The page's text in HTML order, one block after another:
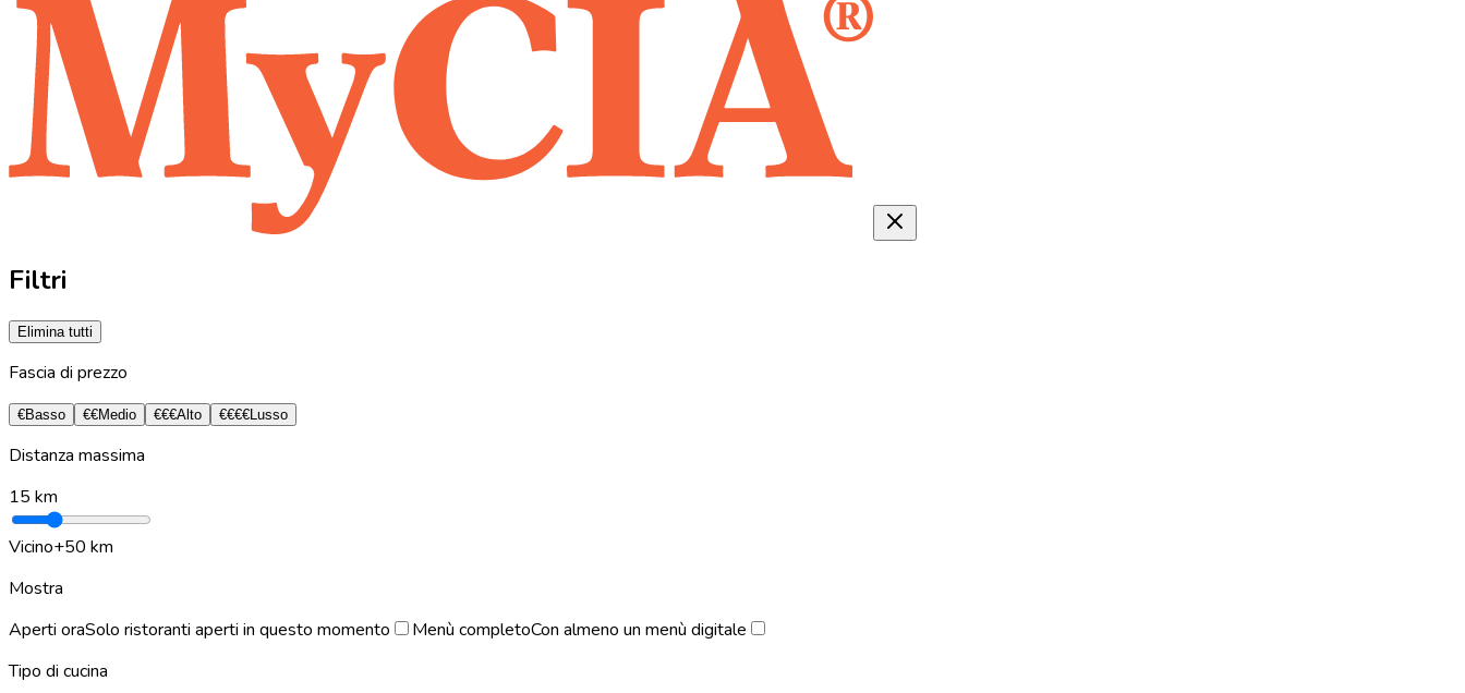
Filtri
Elimina tutti
Fascia di prezzo
€Basso €€Medio €€€Alto €€€€ Lusso
Distanza massima
15 km
Vicino+50 km
Mostra
Aperti oraSolo ristoranti aperti in questo momento Menù completoCon almeno un menù digitale
Tipo di cucina